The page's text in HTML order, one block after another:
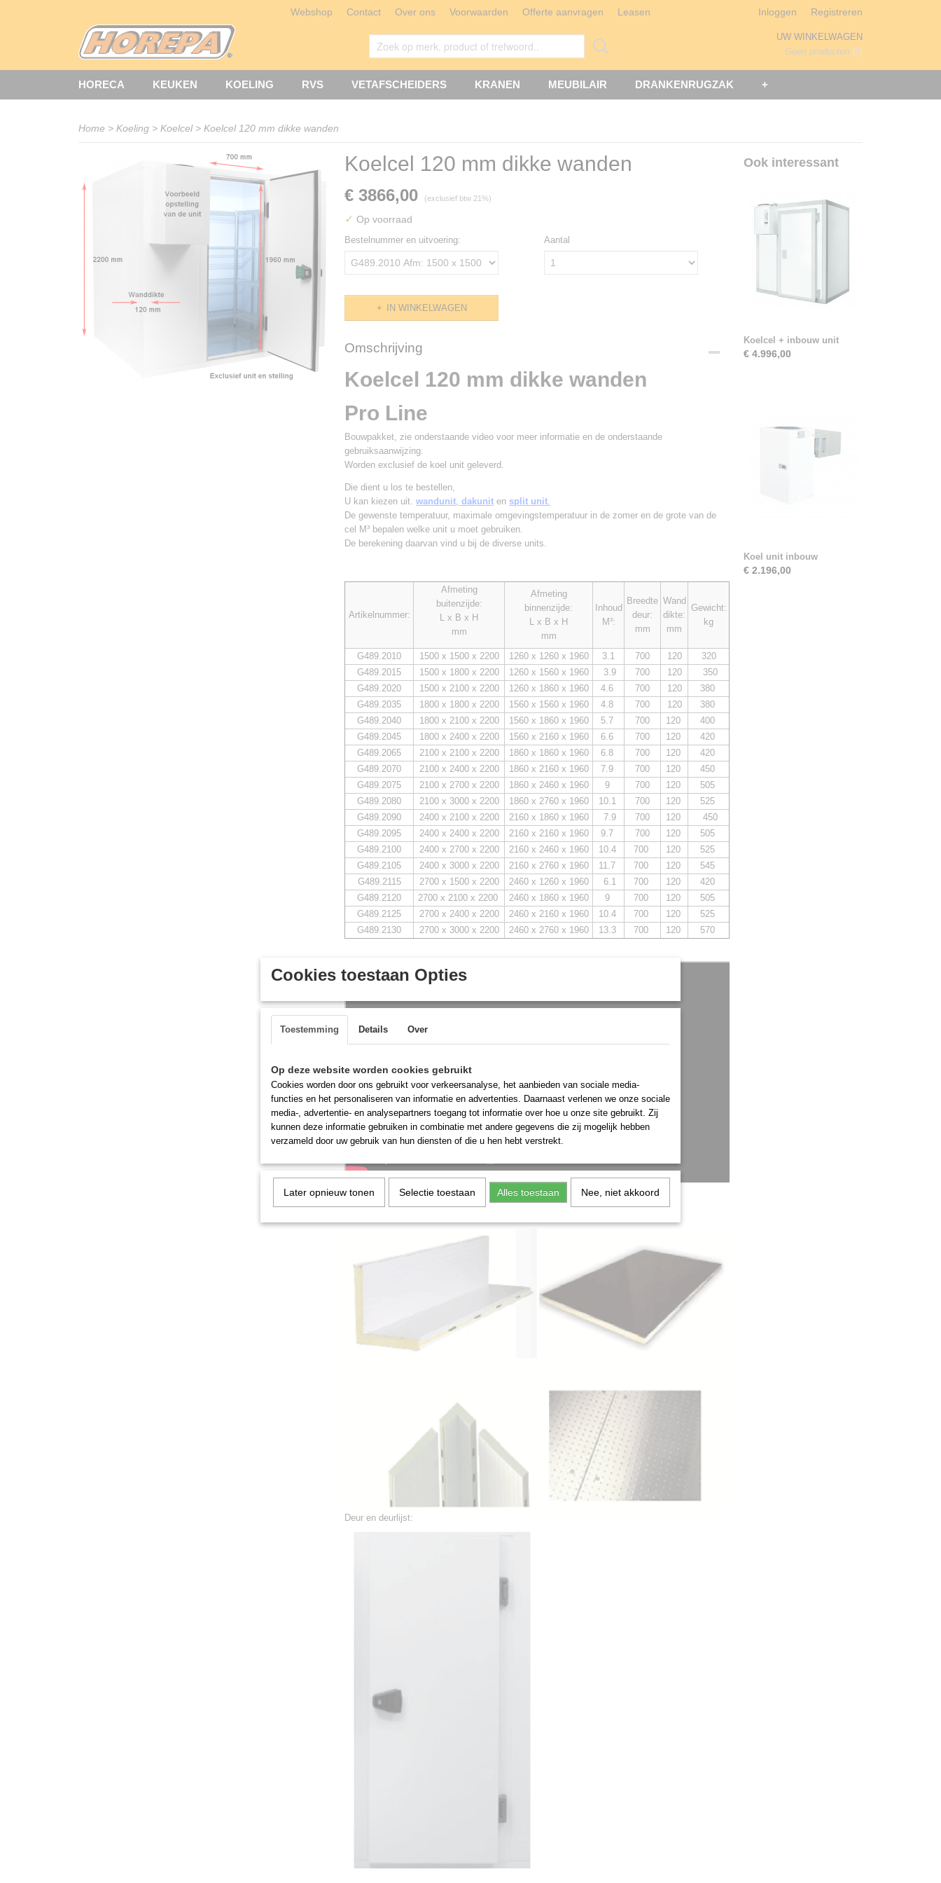
Webshop Contact Over ons Voorwaarden Offerte aanvragen Leasen Inloggen Registreren
UW WINKELWAGEN
Geen producten (0)
HORECA KEUKEN KOELING RVS VETAFSCHEIDERS KRANEN MEUBILAIR DRANKENRUGZAK +
Home > Koeling > Koelcel> Koelcel 120 mm dikke wanden
Koelcel 120 mm dikke wanden
€ 3866,00 (exclusief btw 21%)
✓ Op voorraad
Bestelnummer en uitvoering: Aantal
IN WINKELWAGEN
Omschrijving
Koelcel 120 mm dikke wanden
Pro Line
Bouwpakket, zie onderstaande video voor meer informatie en de onderstaande
gebruiksaanwijzing.
Worden exclusief de koel unit geleverd.
Die dient u los te bestellen,
U kan kiezen uit. wandunit, dakunit en split unit.
De gewenste temperatuur, maximale omgevingstemperatuur in de zomer en de grote van de
cel M³ bepalen welke unit u moet gebruiken.
De berekening daarvan vind u bij de diverse units.
Artikelnummer:
Afmeting
buitenzijde:
L x B x H
mm
Afmeting
binnenzijde:
L x B x H
mm
Inhoud
M³:
Breedte
deur:
mm
Wand
dikte:
mm
Gewicht:
kg
G489.2010 1500 x 1500 x 2200 1260 x 1260 x 1960 3.1 700 120
320
G489.2015
1500 x 1800 x 2200 1260 x 1560 x 1960 3.9 700 120
350
G489.2020
1500 x 2100 x 2200 1260 x 1860 x 1960 4.6 700 120
380
G489.2035
1800 x 1800 x 2200 1560 x 1560 x 1960 4.8 700 120
380
G489.2040
1800 x 2100 x 2200 1560 x 1860 x 1960 5.7 700 120
400
G489.2045
1800 x 2400 x 2200 1560 x 2160 x 1960 6.6 700 120
420
G489.2065
2100 x 2100 x 2200 1860 x 1860 x 1960 6.8 700 120
420
G489.2070
2100 x 2400 x 2200 1860 x 2160 x 1960 7.9 700 120
450
G489.2075
2100 x 2700 x 2200 1860 x 2460 x 1960 9 700 120
505
G489.2080
2100 x 3000 x 2200 1860 x 2760 x 1960 10.1 700 120
525
G489.2090
2400 x 2100 x 2200 2160 x 1860 x 1960 7.9 700 120
450
G489.2095
2400 x 2400 x 2200 2160 x 2160 x 1960 9.7 700 120
505
G489.2100
2400 x 2700 x 2200 2160 x 2460 x 1960 10.4 700 120
525
G489.2105
2400 x 3000 x 2200 2160 x 2760 x 1960 11.7 700 120
545
G489.2115
2700 x 1500 x 2200 2460 x 1260 x 1960 6.1 700 120
420
G489.2120
2700 x 2100 x 2200 2460 x 1860 x 1960 9 700 120
505
G489.2125
2700 x 2400 x 2200 2460 x 2160 x 1960 10.4 700 120
525
G489.2130
2700 x 3000 x 2200 2460 x 2760 x 1960 13.3 700 120 570
De cel bestaat uit de volgende onderdelen:
Deur en deurlijst:
Ook interessant
Koelcel + inbouw unit
€ 4.996,00
Koel unit inbouw
€ 2.196,00
Cookies toestaan Opties
Toestemming Details Over
Op deze website worden cookies gebruikt
Cookies worden door ons gebruikt voor verkeersanalyse, het aanbieden van sociale media-
functies en het personaliseren van informatie en advertenties. Daarnaast verlenen we onze sociale
media-, advertentie- en analysepartners toegang tot informatie over hoe u onze site gebruikt. Zij
kunnen deze informatie gebruiken in combinatie met andere gegevens die zij mogelijk hebben
verzameld door uw gebruik van hun diensten of die u hen hebt verstrekt.
Later opnieuw tonen Selectie toestaan Alles toestaan Nee, niet akkoord